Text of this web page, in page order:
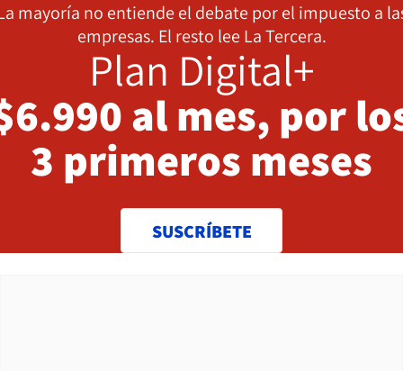
mayoría no entiende el debate por el impuesto a
empresas. El resto lee La Tercera.
Plan Digital+
al mes, por
3 primeros meses
SUSCRÍBETE